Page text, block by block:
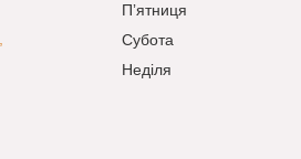
Пʼятниця
Субота
Неділя